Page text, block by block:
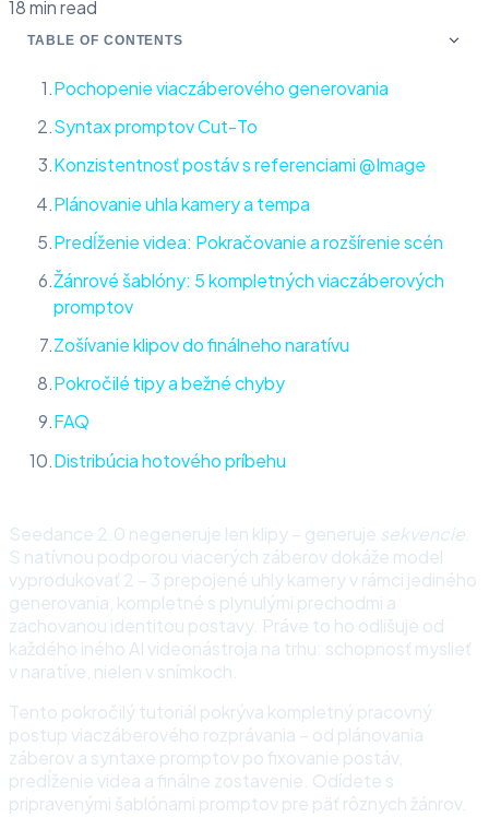
18 min read
TABLE OF CONTENTS
Pochopenie viaczáberového generovania
Syntax promptov Cut-To
Konzistentnosť postáv s referenciami @Image
Plánovanie uhla kamery a tempa
Predĺženie videa: Pokračovanie a rozšírenie scén
Žánrové šablóny: 5 kompletných viaczáberových
promptov
Zošívanie klipov do finálneho naratívu
Pokročilé tipy a bežné chyby
FAQ
Distribúcia hotového príbehu
Seedance 2.0 negeneruje len klipy – generuje sekvencie.
S natívnou podporou viacerých záberov dokáže model
vyprodukovať 2 – 3 prepojené uhly kamery v rámci jediného
generovania, kompletné s plynulými prechodmi a
zachovanou identitou postavy. Práve to ho odlišuje od
každého iného AI videonástroja na trhu: schopnosť myslieť
v naratíve, nielen v snímkoch.
Tento pokročilý tutoriál pokrýva kompletný pracovný
postup viaczáberového rozprávania – od plánovania
záberov a syntaxe promptov po fixovanie postáv,
predĺženie videa a finálne zostavenie. Odídete s
pripravenými šablónami promptov pre päť rôznych žánrov.